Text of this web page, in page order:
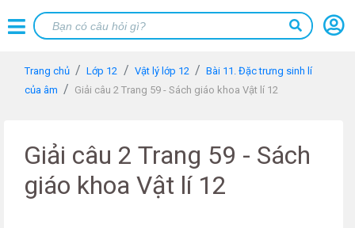
Trang chủ Lớp 12 Vật lý lớp 12
Bài 11. Đặc trưng sinh lí
của âm
Giải câu 2 Trang 59 - Sách giáo khoa Vật lí 12
Giải câu 2 Trang 59 - Sách
giáo khoa Vật lí 12